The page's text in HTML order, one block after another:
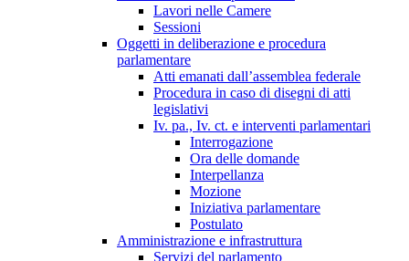
Lavori nelle Camere
Sessioni
Oggetti in deliberazione e procedura
parlamentare
Atti emanati dall’assemblea federale
Procedura in caso di disegni di atti
legislativi
Iv. pa., Iv. ct. e interventi parlamentari
Interrogazione
Ora delle domande
Interpellanza
Mozione
Iniziativa parlamentare
Postulato
Amministrazione e infrastruttura
Servizi del parlamento